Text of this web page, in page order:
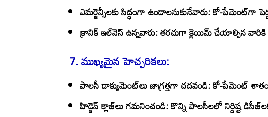
ఎమర్జెన్సీలకు సిద్ధంగా ఉండాలనుకునేవారు:కో-పేమెంట్‌గా
క్రానిక్ ఇల్‌నెస్ ఉన్నవారు:తరచుగా క్లెయిమ్ చేయాల్సిన వారికి
7.ముఖ్యమైన హెచ్చరికలు:
పాలసీ డాక్యుమెంట్‌లు జాగ్రత్తగా చదవండి:కో-పేమెంట్ శాతం,
హిడ్డెన్ క్లాజ్‌లు గమనించండి:కొన్ని పాలసీలలో నిర్దిష్ట